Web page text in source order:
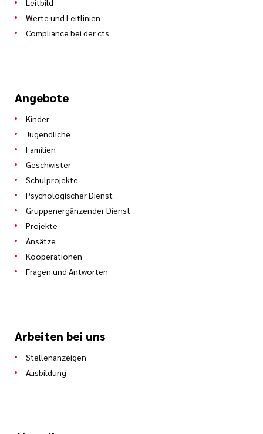
Leitbild
Werte und Leitlinien
Compliance bei der cts
Angebote
Kinder
Jugendliche
Familien
Geschwister
Schulprojekte
Psychologischer Dienst
Gruppenergänzender Dienst
Projekte
Ansätze
Kooperationen
Fragen und Antworten
Arbeiten bei uns
Stellenanzeigen
Ausbildung